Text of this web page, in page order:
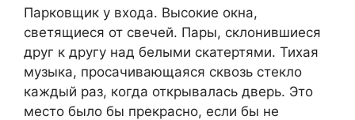
Парковщик у входа. Высокие окна,
светящиеся от свечей. Пары, склонившиеся
друг к другу над белыми скатертями. Тихая
музыка, просачивающаяся сквозь стекло
каждый раз, когда открывалась дверь. Это
место было бы прекрасно, если бы не